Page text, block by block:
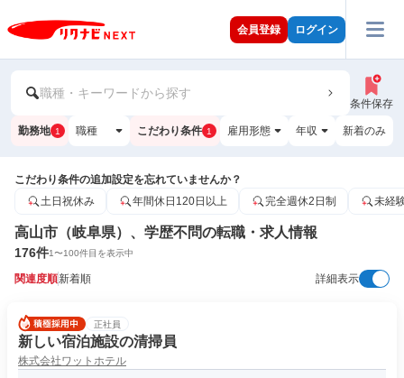
会員登録 ログイン
職種・キーワードから探す
条件保存
勤務地 1 職種 こだわり条件 1 雇用形態 年収 新着のみ
こだわり条件の追加設定を忘れていませんか？
土日祝休み
年間休日120日以上 完全週休2日制 未経
高山市（岐阜県）、学歴不問の転職・求人情報
176件1〜100件目を表示中
関連度順新着順 詳細表示
正社員
新しい宿泊施設の清掃員
株式会社ワットホテル